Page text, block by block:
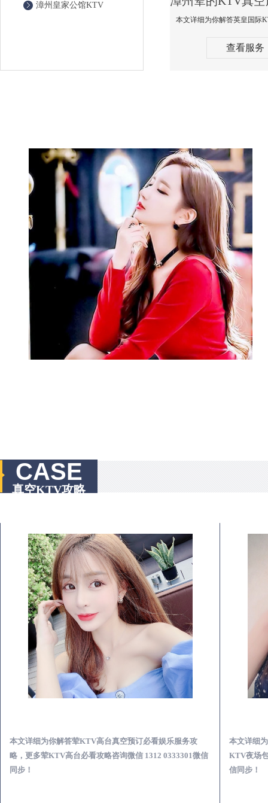
漳州皇家公馆KTV
查看服务
CASE
真空KTV攻略
本文详细为你解答荤KTV高台真空预订必看娱乐服务攻
略，更多荤KTV高台必看攻略咨询微信 1312 0333301微信
同步！
本文详细
KTV夜场
信同步！